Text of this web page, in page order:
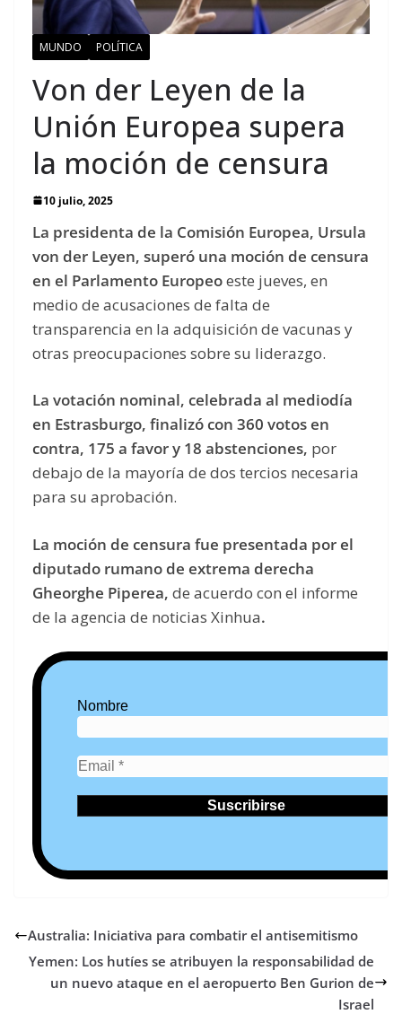
MUNDO POLÍTICA
Von der Leyen de la
Unión Europea supera
la moción de censura
10 julio, 2025
La presidenta de la Comisión Europea, Ursula
von der Leyen, superó una moción de censura
en el Parlamento Europeoeste jueves, en
medio de acusaciones de falta de
transparencia en la adquisición de vacunas y
otras preocupaciones sobre su liderazgo.
La votación nominal, celebrada al mediodía
en Estrasburgo, finalizó con 360 votos en
contra, 175 a favor y 18 abstenciones, por
debajo de la mayoría de dos tercios necesaria
para su aprobación.
La moción de censura fue presentada por el
diputado rumano de extrema derecha
Gheorghe Piperea, de acuerdo con el informe
de la agencia de noticias Xinhua.
Nombre
Australia: Iniciativa para combatir el antisemitismo
Yemen: Los hutíes se atribuyen la responsabilidad de
un nuevo ataque en el aeropuerto Ben Gurion de
Israel